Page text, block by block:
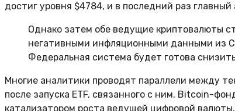
достиг уровня $4784, и в последний раз
Однако затем обе ведущие криптовалюты
негативными инфляционными данными из
Федеральная система будет готова
Многие аналитики проводят параллели между
после запуска ETF, связанного с ним. Bitcoin-
катализатором роста ведущей цифровой